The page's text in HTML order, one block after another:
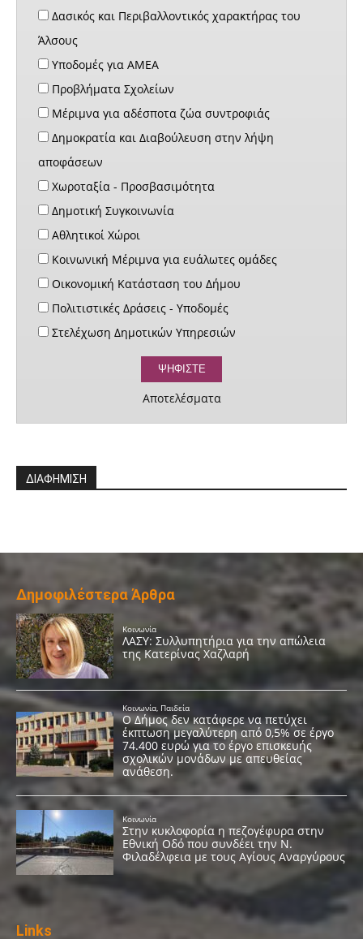
Δασικός και Περιβαλλοντικός χαρακτήρας του
Άλσους
Υποδομές για ΑΜΕΑ
Προβλήματα Σχολείων
Μέριμνα για αδέσποτα ζώα συντροφιάς
Δημοκρατία και Διαβούλευση στην λήψη
αποφάσεων
Χωροταξία - Προσβασιμότητα
Δημοτική Συγκοινωνία
Αθλητικοί Χώροι
Κοινωνική Μέριμνα για ευάλωτες ομάδες
Οικονομική Κατάσταση του Δήμου
Πολιτιστικές Δράσεις - Υποδομές
Στελέχωση Δημοτικών Υπηρεσιών
Αποτελέσματα
ΔΙΑΦΗΜΙΣΗ
Δημοφιλέστερα Άρθρα
Links